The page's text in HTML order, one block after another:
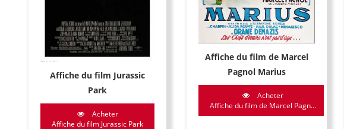
Affiche du film de Marcel
Pagnol Marius
Acheter
Affiche du film de Marcel Pagn...
Affiche du film Jurassic
Park
Acheter
Affiche du film Jurassic Park